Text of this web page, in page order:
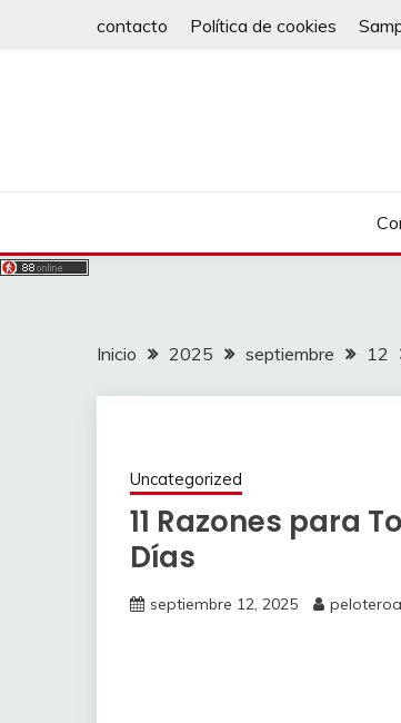
contacto Política de cookies
Inicio 2025 septiembre 12
Uncategorized
11 Razones para
Días
septiembre 12, 2025